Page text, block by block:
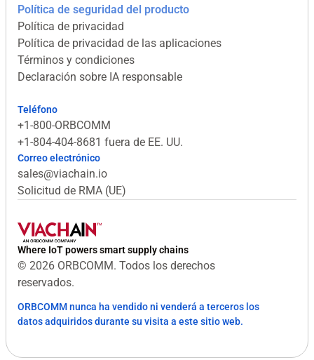
Política de seguridad del producto
Política de privacidad
Política de privacidad de las aplicaciones
Términos y condiciones
Declaración sobre IA responsable
Teléfono
+1-800-ORBCOMM
+1-804-404-8681 fuera de EE. UU.
Correo electrónico
sales@viachain.io
Solicitud de RMA (UE)
Where IoT powers smart supply chains
© 2026 ORBCOMM. Todos los derechos
reservados.
ORBCOMM nunca ha vendido ni venderá a terceros los
datos adquiridos durante su visita a este sitio web.